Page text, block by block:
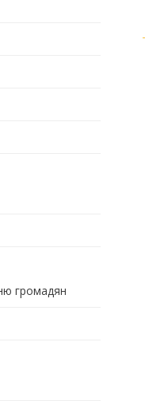
громадян